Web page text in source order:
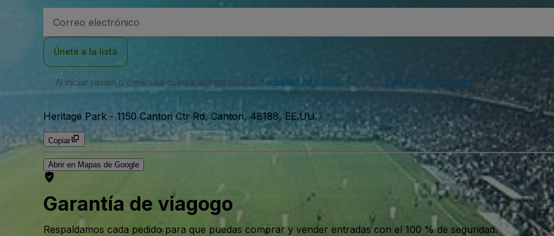
de
Únete a la lista
Al iniciar sesión o crear una cuenta, aceptas nuestro acuerdo de usuarioy nuestra política de privacidad . Es posible que
puedes darte de baja en cualquier momento.
Heritage Park - 1150 Canton Ctr Rd, Canton, 48188, EE.UU.
Copiar
Abrir en Mapas de Google
Garantía de viagogo
Respaldamos cada pedido para que puedas comprar y vender entradas con el 100 % de seguridad.